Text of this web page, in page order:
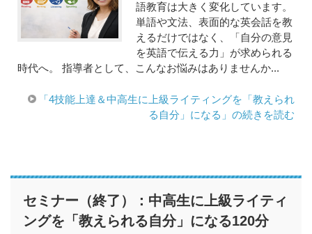
語教育は大きく変化しています。
単語や文法、表面的な英会話を教
えるだけではなく、「自分の意見
を英語で伝える力」が求められる
時代へ。 指導者として、こんなお悩みはありませんか...
「4技能上達＆中高生に上級ライティングを「教えられ
る自分」になる」の続きを読む
セミナー（終了）：中高生に上級ライティ
ングを「教えられる自分」になる120分